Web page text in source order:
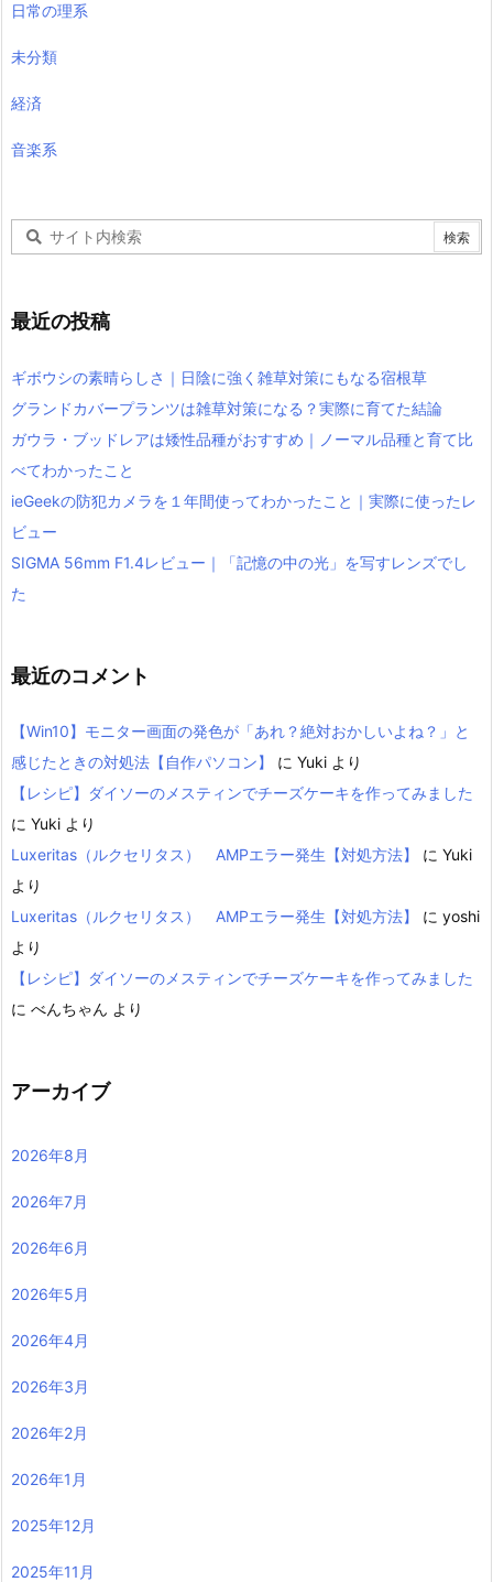
日常の理系
未分類
経済
音楽系
最近の投稿
ギボウシの素晴らしさ｜日陰に強く雑草対策にもなる宿根草
グランドカバープランツは雑草対策になる？実際に育てた結論
ガウラ・ブッドレアは矮性品種がおすすめ｜ノーマル品種と育て比
べてわかったこと
ieGeekの防犯カメラを１年間使ってわかったこと｜実際に使ったレ
ビュー
SIGMA 56mm F1.4レビュー｜「記憶の中の光」を写すレンズでし
た
最近のコメント
【Win10】モニター画面の発色が「あれ？絶対おかしいよね？」と
感じたときの対処法【自作パソコン】
に Yuki より
【レシピ】ダイソーのメスティンでチーズケーキを作ってみました
に Yuki より
Luxeritas（ルクセリタス） AMPエラー発生【対処方法】
に Yuki
より
Luxeritas（ルクセリタス） AMPエラー発生【対処方法】
に yoshi
より
【レシピ】ダイソーのメスティンでチーズケーキを作ってみました
に べんちゃん より
アーカイブ
2026年8月
2026年7月
2026年6月
2026年5月
2026年4月
2026年3月
2026年2月
2026年1月
2025年12月
2025年11月